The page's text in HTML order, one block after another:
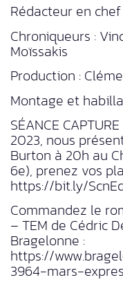
Rédacteur en
Chroniqueurs :
Moïssakis
Production :
Montage et
SÉANCE
2023, nous
Burton à 20h au
6e), prenez vos
https://bit.ly/
Commandez le
– TEM de Cédric
Bragelonne :
https://
3964-mars-